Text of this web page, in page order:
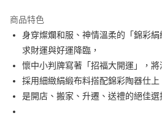
合作金庫商業銀行
華南商業銀行
彰
上海商業儲蓄銀行
國泰世華商業銀行
兆
臺灣中小企業銀行
台
匯豐（台灣）商業銀行
華
聯邦商業銀行
遠
超商取貨付款
LINE Pay
Apple Pay
街口支付
商品特色
身穿燦爛和服、神情溫柔的「錦彩
求財運與好運降臨，
懷中小判牌寫著「招福大開運」，將
採用細緻絹緞布料搭配錦彩陶器仕上
是開店、搬家、升遷、送禮的絕佳選